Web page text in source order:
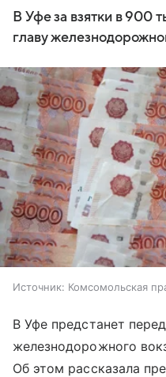
В Уфе за взятки в 900
главу
Источник: Комсомольская
В Уфе предстанет
железнодорожного
Об этом рассказала